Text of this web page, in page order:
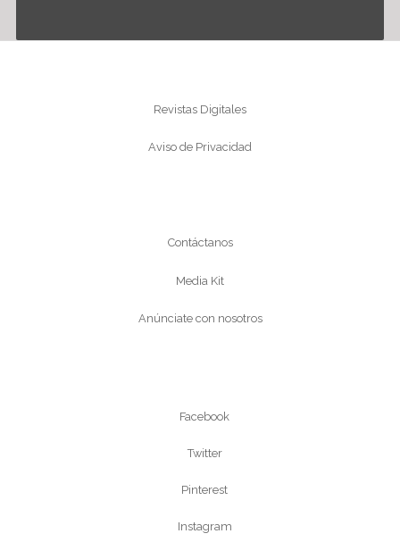
Revistas Digitales
Aviso de Privacidad
Contáctanos
Media Kit
Anúnciate con nosotros
Facebook
Twitter
Pinterest
Instagram